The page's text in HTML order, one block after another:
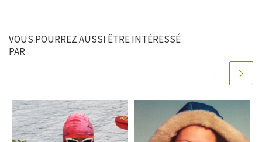
VOUS POURREZ AUSSI ÊTRE INTÉRESSÉ
PAR